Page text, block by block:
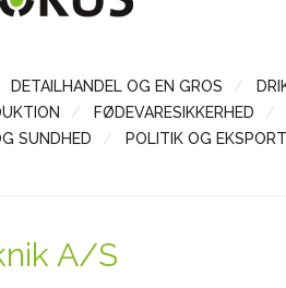
DETAILHANDEL OG EN GROS
FØDEVARESIKKERHED
SUNDHED POLITIK OG EKSPORT
A/S